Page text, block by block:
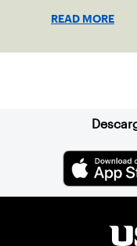
READ MORE